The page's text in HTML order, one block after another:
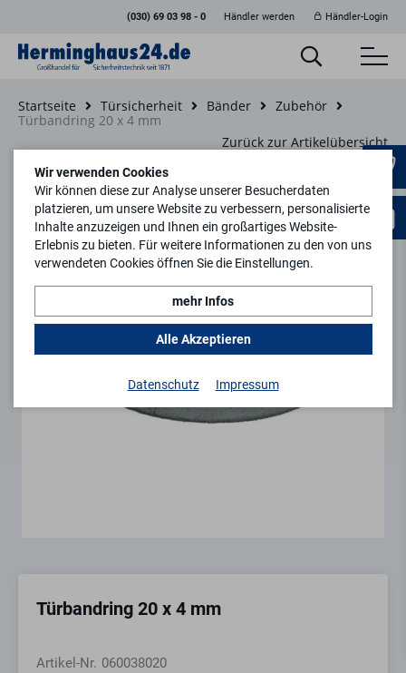
(030) 69 03 98 - 0 Händler werden Händler-Login
Startseite Türsicherheit Bänder
Zubehör
Türbandring 20 x 4 mm
Zurück zur Artikelübersicht
Türbandring 20 x 4 mm
Artikel-Nr. 060038020
Wir verwenden Cookies
Wir können diese zur Analyse unserer Besucherdaten
platzieren, um unsere Website zu verbessern, personalisierte
Inhalte anzuzeigen und Ihnen ein großartiges Website-
Erlebnis zu bieten. Für weitere Informationen zu den von uns
verwendeten Cookies öffnen Sie die Einstellungen.
mehr Infos
Alle Akzeptieren
Datenschutz Impressum